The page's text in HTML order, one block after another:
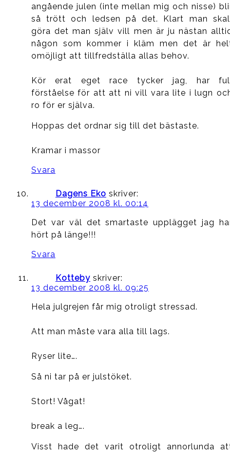
angående julen (inte mellan mig och nisse)
så trött och ledsen på det. Klart man
göra det man själv vill men är ju nästan
någon som kommer i kläm men det är
omöjligt att tillfredställa allas behov.
Kör erat eget race tycker jag, har
förståelse för att att ni vill vara lite i lugn
ro för er själva.
Hoppas det ordnar sig till det bästaste.
Kramar i massor
Svara
Dagens Eko skriver:
13 december 2008 kl. 00:14
Det var väl det smartaste upplägget jag
hört på länge!!!
Svara
Kotteby skriver:
13 december 2008 kl. 09:25
Hela julgrejen får mig otroligt stressad.
Att man måste vara alla till lags.
Ryser lite….
Så ni tar på er julstöket.
Stort! Vågat!
break a leg….
Visst hade det varit otroligt annorlunda